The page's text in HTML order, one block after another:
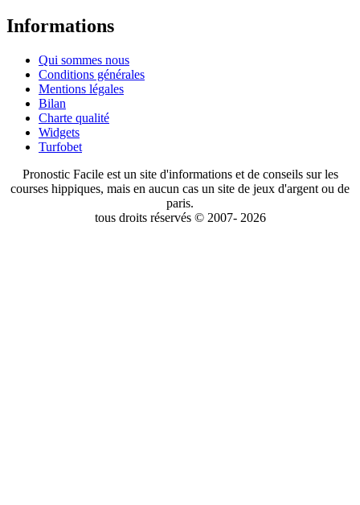
Informations
Qui sommes nous
Conditions générales
Mentions légales
Bilan
Charte qualité
Widgets
Turfobet
Pronostic Facile est un site d'informations et de conseils sur les
courses hippiques, mais en aucun cas un site de jeux d'argent ou de
paris.
tous droits réservés © 2007- 2026